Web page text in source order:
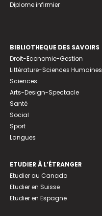
Diplome infirmier
BIBLIOTHEQUE DES SAVOIRS
Droit-Economie-Gestion
Littérature-Sciences Humaines
Sciences
Arts-Design-Spectacle
Santé
Social
Sport
Langues
ETUDIER À L’ÉTRANGER
Etudier au Canada
Etudier en Suisse
Etudier en Espagne